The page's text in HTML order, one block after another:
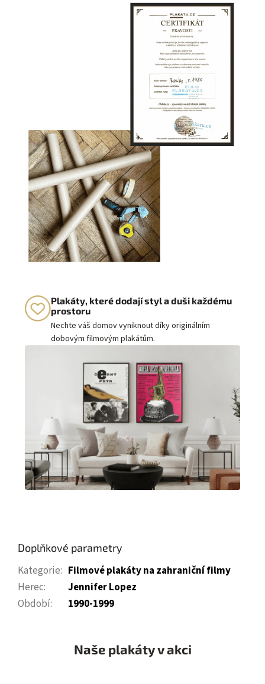
Plakáty, které dodají styl a duši každému
prostoru
Nechte váš domov vyniknout díky originálním
dobovým filmovým plakátům.
Doplňkové parametry
Kategorie: Filmové plakáty na zahraniční filmy
Herec:
Jennifer Lopez
Období: 1990-1999
Naše plakáty v akci